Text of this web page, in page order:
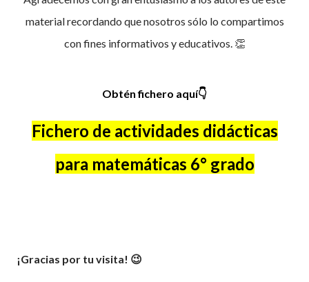
material recordando que nosotros sólo lo compartimos
con fines informativos y educativos. 👏
Obtén fichero aquí👇
Fichero de actividades didácticas
para matemáticas 6° grado
¡Gracias por tu visita! 😉